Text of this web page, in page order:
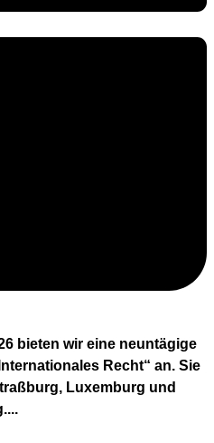
bieten wir eine neuntägige
Recht“ an. Sie
Luxemburg und